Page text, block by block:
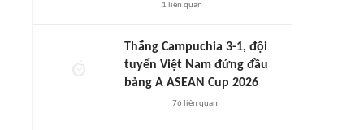
1 liên quan
Thắng Campuchia 3-1, đội
tuyển Việt Nam đứng đầu
bảng A ASEAN Cup 2026
76 liên quan